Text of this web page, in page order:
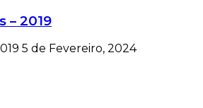
– 2019
5 de Fevereiro, 2024